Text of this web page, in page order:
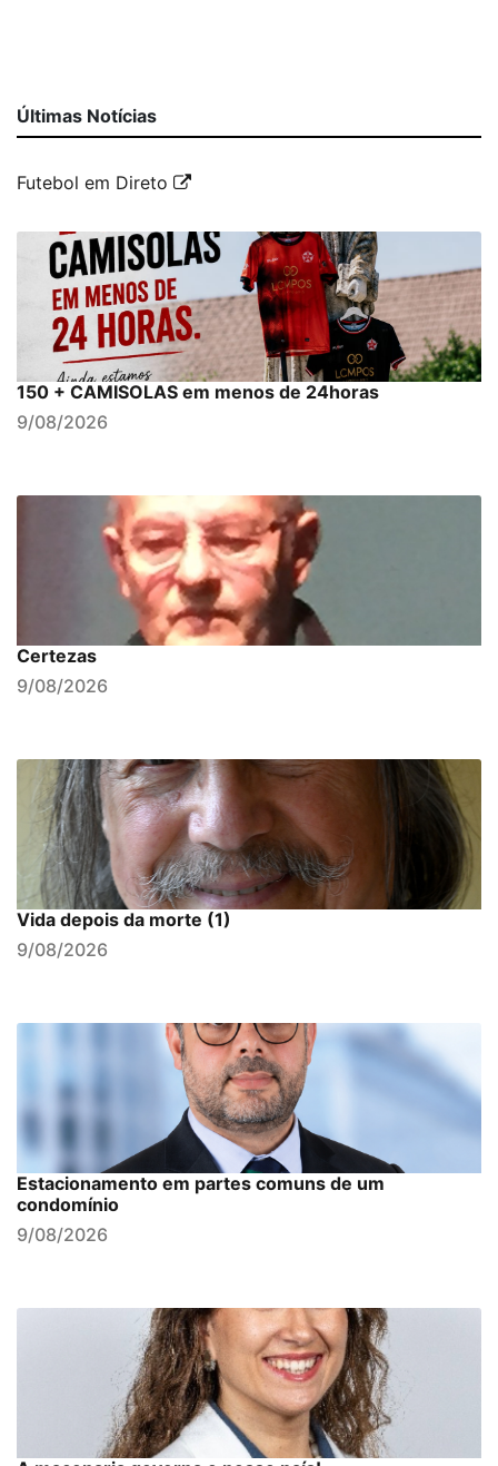
Últimas Notícias
Futebol em Direto
150 + CAMISOLAS em menos de 24horas
9/08/2026
Certezas
9/08/2026
Vida depois da morte (1)
9/08/2026
Estacionamento em partes comuns de um
condomínio
9/08/2026